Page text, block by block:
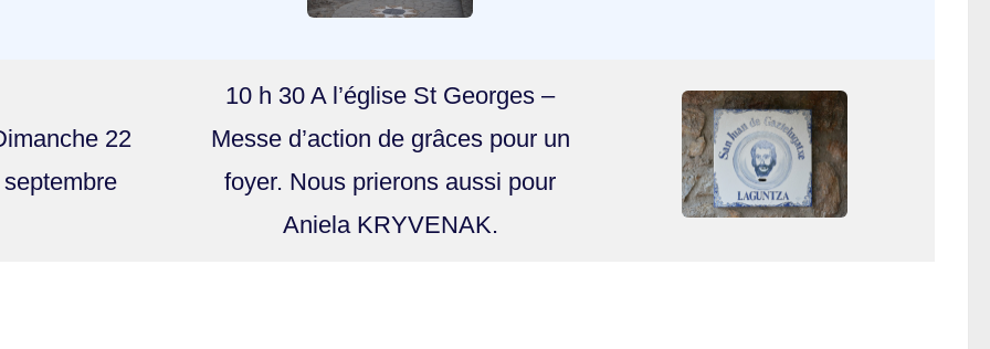
22
septembre
10 h 30 A l’église St Georges –
Messe d’action de grâces pour un
foyer. Nous prierons aussi pour
Aniela KRYVENAK.